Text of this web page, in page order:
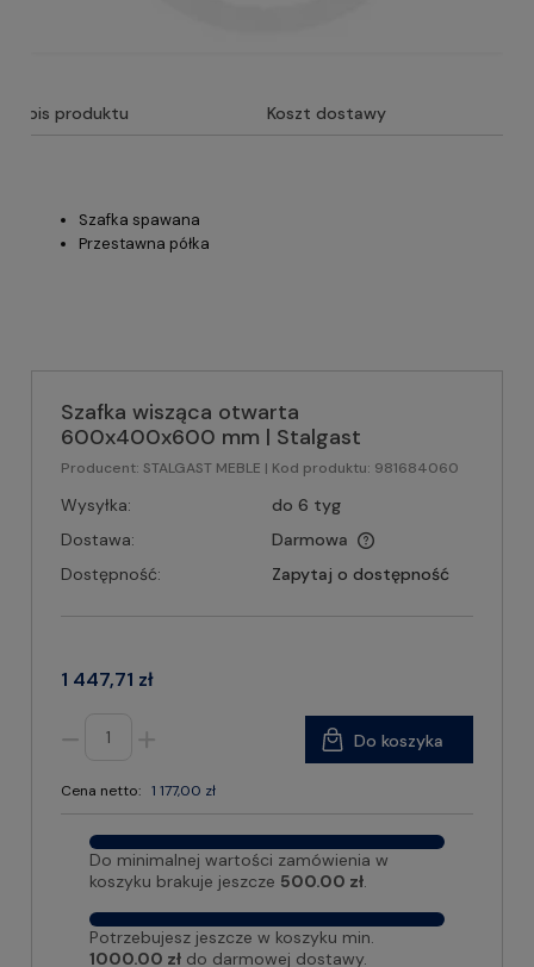
Opis produktu Koszt dostawy
Szafka spawana
Przestawna półka
Szafka wisząca otwarta
600x400x600 mm | Stalgast
Producent: STALGAST MEBLE | Kod produktu: 981684060
Wysyłka:
do 6 tyg
Dostawa:
Darmowa
Dostępność:
Zapytaj o dostępność
1 447,71 zł
Cena netto: 1 177,00 zł
Do koszyka
Do minimalnej wartości zamówienia w
koszyku brakuje jeszcze 500.00 zł.
Potrzebujesz jeszcze w koszyku min.
1000.00 zł do darmowej dostawy.